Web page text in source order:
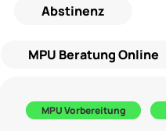
Abstinenz
MPU Beratung Online
MPU Vorbereitung